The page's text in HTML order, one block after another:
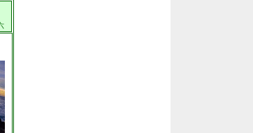
25日
226日
25日
25日
日
日
日
23日